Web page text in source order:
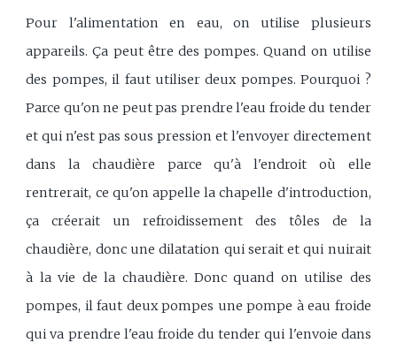
Pour l'alimentation en eau, on utilise plusieurs
appareils. Ça peut être des pompes. Quand on utilise
des pompes, il faut utiliser deux pompes. Pourquoi ?
Parce qu'on ne peut pas prendre l'eau froide du tender
et qui n'est pas sous pression et l'envoyer directement
dans la chaudière parce qu'à l'endroit où elle
rentrerait, ce qu'on appelle la chapelle d'introduction,
ça créerait un refroidissement des tôles de la
chaudière, donc une dilatation qui serait et qui nuirait
à la vie de la chaudière. Donc quand on utilise des
pompes, il faut deux pompes une pompe à eau froide
qui va prendre l'eau froide du tender qui l'envoie dans